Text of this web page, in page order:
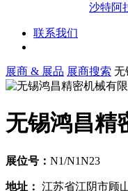
沙特阿
联系我们
展商 & 展品 展商搜索 无
无锡鸿昌精
展位号： N1/N1N23
地址： 江苏省江阴市顾